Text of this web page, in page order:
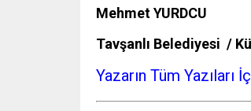
Mehmet YURDCU
Tavşanlı Belediyesi /
Yazarın Tüm Yazıları